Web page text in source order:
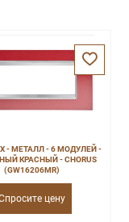
- МЕТАЛЛ - 6 МОДУЛЕЙ -
КРАСНЫЙ - CHORUS
(GW16206MR)
цену